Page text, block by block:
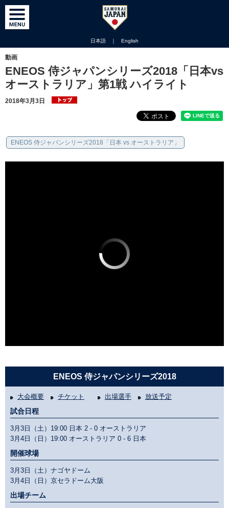
日本語 ｜ English
動画
ENEOS 侍ジャパンシリーズ2018「日本vs
オーストラリア」第1戦 ハイライト
2018年3月3日
ENEOS 侍ジャパンシリーズ2018「日本 vs オーストラリア」
ENEOS 侍ジャパンシリーズ2018
大会概要 チケット 出場選手 放送予定
試合日程
3月3日（土）19:00 日本 2 - 0 オーストラリア
3月4日（日）19:00 オーストラリア 0 - 6 日本
開催球場
3月3日（土）ナゴヤドーム
3月4日（日）京セラドーム大阪
出場チーム